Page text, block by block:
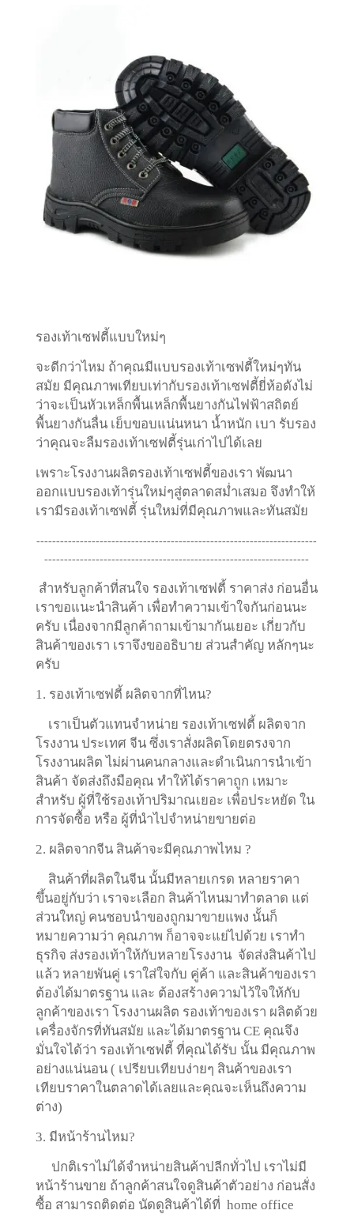
รองเท้าเซฟตี้แบบใหม่ๆ
จะดีกว่าไหม ถ้าคุณมีแบบรองเท้าเซฟตี้ใหม่ๆทัน
สมัย มีคุณภาพเทียบเท่ากับรองเท้าเซฟตี้ยี่ห้อดังไม่
ว่าจะเป็นหัวเหล็กพื้นเหล็กพื้นยางกันไฟฟ้าสถิตย์
พื้นยางกันลื่น เย็บขอบแน่นหนา น้ำหนัก เบา รับรอง
ว่าคุณจะลืมรองเท้าเซฟตี้รุ่นเก่าไปได้เลย
เพราะโรงงานผลิตรองเท้าเซฟตี้ของเรา พัฒนา
ออกแบบรองเท้ารุ่นใหม่ๆสู่ตลาดสม่ำเสมอ จึงทำให้
เรามีรองเท้าเซฟตี้ รุ่นใหม่ที่มีคุณภาพและทันสมัย
-----------------------------------------------------------------------
-------------------------------------------------------------------
สำหรับลูกค้าที่สนใจ รองเท้าเซฟตี้ ราคาส่ง ก่อนอื่น
เราขอแนะนำสินค้า เพื่อทำความเข้าใจกันก่อนนะ
ครับ เนื่องจากมีลูกค้าถามเข้ามากันเยอะ เกี่ยวกับ
สินค้าของเรา เราจึงขออธิบาย ส่วนสำคัญ หลักๆนะ
ครับ
1. รองเท้าเซฟตี้ ผลิตจากที่ไหน?
เราเป็นตัวแทนจำหน่าย รองเท้าเซฟตี้ ผลิตจาก
โรงงาน ประเทศ จีน ซึ่งเราสั่งผลิตโดยตรงจาก
โรงงานผลิต ไม่ผ่านคนกลางและดำเนินการนำเข้า
สินค้า จัดส่งถึงมือคุณ ทำให้ได้ราคาถูก เหมาะ
สำหรับ ผู้ที่ใช้รองเท้าปริมาณเยอะ เพื่อประหยัด ใน
การจัดซื้อ หรือ ผู้ที่นำไปจำหน่ายขายต่อ
2. ผลิตจากจีน สินค้าจะมีคุณภาพไหม ?
สินค้าที่ผลิตในจีน นั้นมีหลายเกรด หลายราคา
ขึ้นอยู่กับว่า เราจะเลือก สินค้าไหนมาทำตลาด แต่
ส่วนใหญ่ คนชอบนำของถูกมาขายแพง นั้นก็
หมายความว่า คุณภาพ ก็อาจจะแย่ไปด้วย เราทำ
ธุรกิจ ส่งรองเท้าให้กับหลายโรงงาน จัดส่งสินค้าไป
แล้ว หลายพันคู่ เราใส่ใจกับ คู่ค้า และสินค้าของเรา
ต้องได้มาตรฐาน และ ต้องสร้างความไว้ใจให้กับ
ลูกค้าของเรา โรงงานผลิต รองเท้าของเรา ผลิตด้วย
เครื่องจักรที่ทันสมัย และได้มาตรฐาน CE คุณจึง
มั่นใจได้ว่า รองเท้าเซฟตี้ ที่คุณได้รับ นั้น มีคุณภาพ
อย่างแน่นอน ( เปรียบเทียบง่ายๆ สินค้าของเรา
เทียบราคาในตลาดได้เลยและคุณจะเห็นถึงความ
ต่าง)
3. มีหน้าร้านไหม?
ปกติเราไม่ได้จำหน่ายสินค้าปลีกทั่วไป เราไม่มี
หน้าร้านขาย ถ้าลูกค้าสนใจดูสินค้าตัวอย่าง ก่อนสั่ง
ซื้อ สามารถติดต่อ นัดดูสินค้าได้ที่ home office